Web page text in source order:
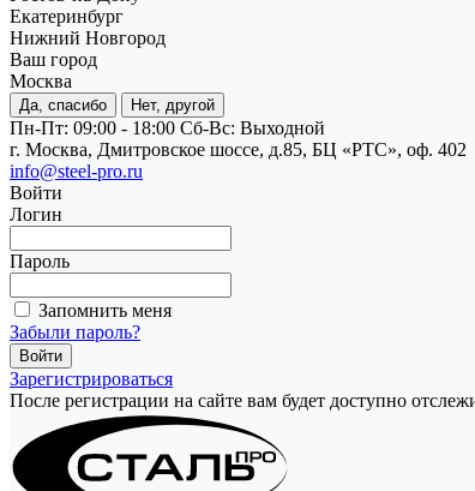
Екатеринбург
Нижний Новгород
Ваш город
Москва
Да, спасибо Нет, другой
Пн-Пт: 09:00 - 18:00 Cб-Вс: Выходной
г. Москва, Дмитровское шоссе, д.85, БЦ «РТС», оф. 402
info@steel-pro.ru
Войти
Логин
Пароль
Запомнить меня
Забыли пароль?
Зарегистрироваться
После регистрации на сайте вам будет доступно